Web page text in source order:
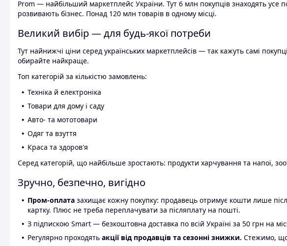
Prom — найбільший маркетплейс України. Тут 6 млн покупців знаходять усе
розвивають бізнес. Понад 120 млн товарів в одному місці.
Великий вибір — для будь-якої потреби
Тут найнижчі ціни серед українських маркетплейсів — так кажуть самі
обирайте найкраще.
Топ категорій за кількістю замовлень:
Техніка й електроніка
Товари для дому і саду
Авто- та мототовари
Одяг та взуття
Краса та здоров'я
Серед категорій, що найбільше зростають: продукти харчування та напої,
Зручно, безпечно, вигідно
Пром-оплата захищає кожну покупку: продавець отримує кошти лише
картку. Плюс не треба переплачувати за післяплату на пошті.
З підпискою Smart — безкоштовна доставка по всій Україні за 50 грн на
Регулярно проходять акції від продавців та сезонні знижки. Стежимо,